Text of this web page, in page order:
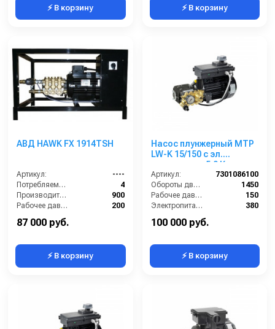
⚡ В корзину ⚡ В корзину
АВД HAWK FX 1914TSH
Артикул:
----
Потребляемая мощность (кВт):
4
Производительность (л/ч):
900
Рабочее давление (бар):
200
Мощность (кВт):
87 000 руб.
⚡ В корзину
Насос плунжерный MTP
LW-K 15/150 с эл.
двигателем 5,0 Квт
220/380 В
Артикул:
7301086100
Обороты двигателя (об/мин):
1450
Рабочее давление (бар):
150
Электропитание (В):
380
100 000 руб.
⚡ В корзину